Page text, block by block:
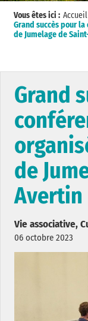
Vous êtes ici : Accueil
Grand succès pour
de Jumelage de
Grand
de
Avertin
Vie associative,
06 octobre 2023